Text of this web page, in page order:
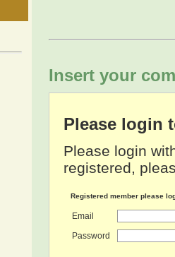
Insert your
Please login
Please login
registered,
Registered member please
Email
Password